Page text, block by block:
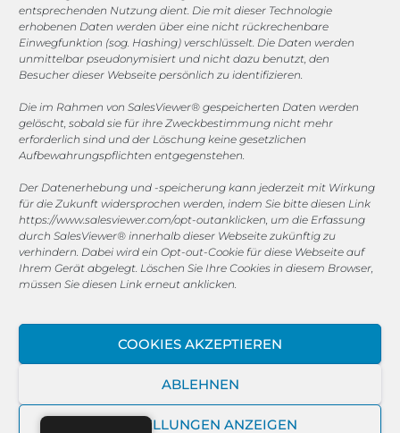
entsprechenden Nutzung dient. Die mit dieser Technologie
erhobenen Daten werden über eine nicht rückrechenbare
Einwegfunktion (sog. Hashing) verschlüsselt. Die Daten werden
unmittelbar pseudonymisiert und nicht dazu benutzt, den
Besucher dieser Webseite persönlich zu identifizieren.
Die im Rahmen von SalesViewer® gespeicherten Daten werden
gelöscht, sobald sie für ihre Zweckbestimmung nicht mehr
erforderlich sind und der Löschung keine gesetzlichen
Aufbewahrungspflichten entgegenstehen.
Der Datenerhebung und -speicherung kann jederzeit mit Wirkung
für die Zukunft widersprochen werden, indem Sie bitte diesen Link
https://www.salesviewer.com/opt-outanklicken, um die Erfassung
durch SalesViewer® innerhalb dieser Webseite zukünftig zu
verhindern. Dabei wird ein Opt-out-Cookie für diese Webseite auf
Ihrem Gerät abgelegt. Löschen Sie Ihre Cookies in diesem Browser,
müssen Sie diesen Link erneut anklicken.
COOKIES AKZEPTIEREN
ABLEHNEN
EINSTELLUNGEN ANZEIGEN
COOKIE-RICHTLINIE (EU)
© 2025 MEGASOFT® IT GmbH & Co. KG |Impressum
MEGASOFT® IT übernimmt keinerlei Gewähr für die
Aktualität, Richtigkeit und Vollständigkeit der
Haftungsansprüche gegen den Autor, welche sich auf
Schäden materieller oder ideeller Art beziehen, die durch
die Nutzung oder Nichtnutzung der dargebotenen
Informationen bzw. durch die Nutzung fehlerhafter und
unvollständiger Informationen verursacht wurden, sind
grundsätzlich ausgeschlossen, sofern seitens des Autors
Verschulden vorliegt. Alle Angebote sind freibleibend und
unverbindlich. MEGASOFT® IT behält es sich ausdrücklich
vor, Teile der Seiten oder das gesamte Angebot ohne
gesonderte Ankündigung zu verändern, zu ergänzen, zu
löschen oder die Veröffentlichung zeitweise oder endgültig
einzustellen.